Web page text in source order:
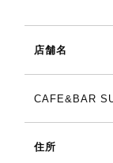
店舗名
CAFE&BAR
住所